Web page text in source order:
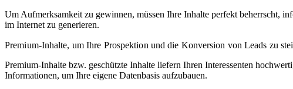
Um Aufmerksamkeit zu gewinnen, müssen Ihre Inhalte perfekt beherrscht,
im Internet zu generieren.
Premium-Inhalte, um Ihre Prospektion und die Konversion von Leads zu
Premium-Inhalte bzw. geschützte Inhalte liefern Ihren Interessenten
Informationen, um Ihre eigene Datenbasis aufzubauen.